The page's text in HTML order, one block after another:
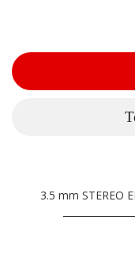
3.5 mm STEREO